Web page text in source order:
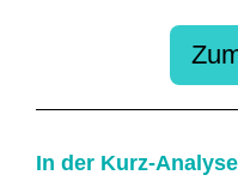
In der Kurz-